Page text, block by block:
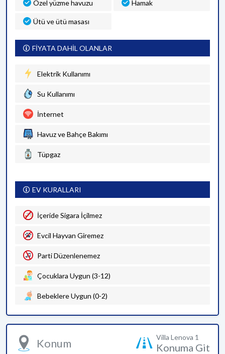
Özel yüzme havuzu Hamak
Ütü ve ütü masası
FİYATA DAHİL OLANLAR
Elektrik Kullanımı
Su Kullanımı
İnternet
Havuz ve Bahçe Bakımı
Tüpgaz
EV KURALLARI
İçeride Sigara İçilmez
Evcil Hayvan Giremez
Parti Düzenlenemez
Çocuklara Uygun (3-12)
Bebeklere Uygun (0-2)
Konum Villa Lenova 1
Konuma Git